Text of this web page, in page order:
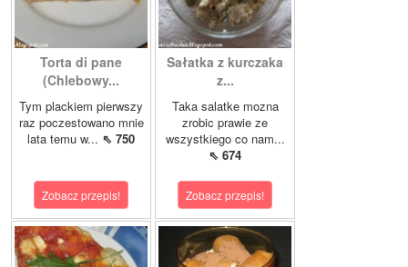
Torta di pane
(Chlebowy...
Tym plackiem pierwszy
raz poczestowano mnie
lata temu w... ⇖ 750
Zobacz przepis!
Sałatka z kurczaka
z...
Taka salatke mozna
zrobic prawie ze
wszystkiego co nam...
⇖ 674
Zobacz przepis!